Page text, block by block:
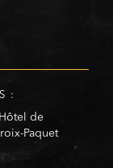
:
de
Paquet